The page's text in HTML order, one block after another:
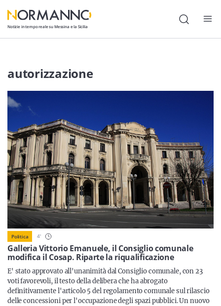
Notizie in tempo reale su Messina e la Sicilia
Attualità
Politica
Cultura
Lavoro
Società
Economia
Sport
Sicilia
Servizi
autorizzazione
Galleria Vittorio Emanuele, il Consiglio comunale
modifica il Cosap. Riparte la riqualificazione
Politica 4'
E' stato approvato all'unanimità dal Consiglio comunale, con 23
voti favorevoli, il testo della delibera che ha abrogato
definitivamente l'articolo 5 del regolamento comunale sul rilascio
delle concessioni per l'occupazione degli spazi pubblici. Un nuovo